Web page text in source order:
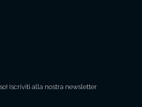
Iscriviti alla nostra newsletter